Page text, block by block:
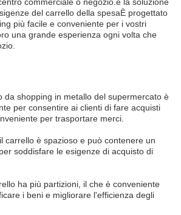
del carrello della spesaÈ progettato
più facile e conveniente per i vostri
una grande esperienza ogni volta che
da shopping in metallo del supermercato è
per consentire ai clienti di fare acquisti
per trasportare merci.
carrello è spazioso e può contenere un
soddisfare le esigenze di acquisto di
ha più partizioni, il che è conveniente
i beni e migliorare l'efficienza degli